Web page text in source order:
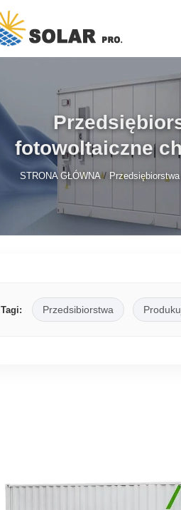
fotowoltaiczne
STRONA GŁÓWNA/
Tagi: Przedsibiorstwa